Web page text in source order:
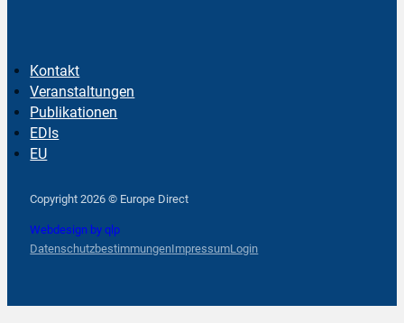
Kontakt
Veranstaltungen
Publikationen
EDIs
EU
Copyright 2026 © Europe Direct
Webdesign by qlp
DatenschutzbestimmungenImpressumLogin